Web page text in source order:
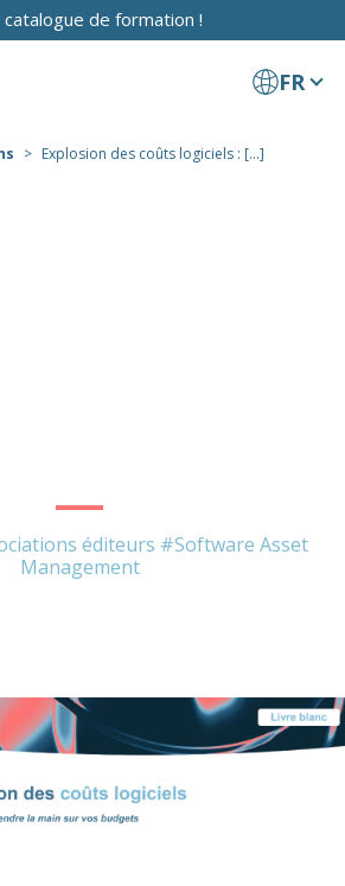
de formation !
FR
Explosion des coûts logiciels : [...]
éditeurs #Software Asset
Management